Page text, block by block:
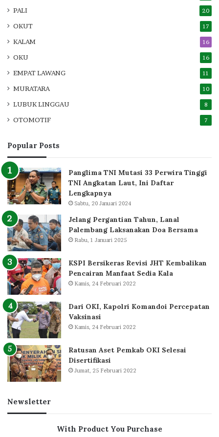
PALI 20
OKUT 17
KALAM 16
OKU 16
EMPAT LAWANG 11
MURATARA 10
LUBUK LINGGAU 8
OTOMOTIF 7
Popular Posts
Panglima TNI Mutasi 33 Perwira Tinggi
TNI Angkatan Laut, Ini Daftar
Lengkapnya
Sabtu, 20 Januari 2024
Jelang Pergantian Tahun, Lanal
Palembang Laksanakan Doa Bersama
Rabu, 1 Januari 2025
KSPI Bersikeras Revisi JHT Kembalikan
Pencairan Manfaat Sedia Kala
Kamis, 24 Februari 2022
Dari OKI, Kapolri Komandoi Percepatan
Vaksinasi
Kamis, 24 Februari 2022
Ratusan Aset Pemkab OKI Selesai
Disertifikasi
Jumat, 25 Februari 2022
Newsletter
With Product You Purchase